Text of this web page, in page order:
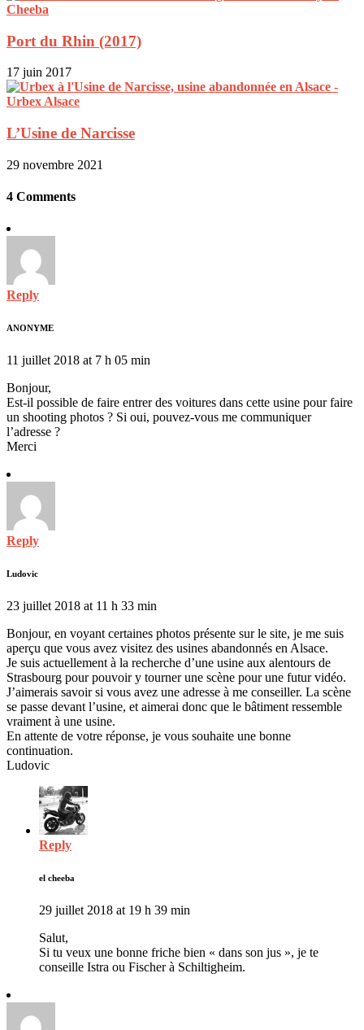
Port du Rhin (2017)
17 juin 2017
L’Usine de Narcisse
29 novembre 2021
4 Comments
Reply
ANONYME
11 juillet 2018 at 7 h 05 min
Bonjour,
Est-il possible de faire entrer des voitures dans cette usine pour faire
un shooting photos ? Si oui, pouvez-vous me communiquer
l’adresse ?
Merci
Reply
Ludovic
23 juillet 2018 at 11 h 33 min
Bonjour, en voyant certaines photos présente sur le site, je me suis
aperçu que vous avez visitez des usines abandonnés en Alsace.
Je suis actuellement à la recherche d’une usine aux alentours de
Strasbourg pour pouvoir y tourner une scène pour une futur vidéo.
J’aimerais savoir si vous avez une adresse à me conseiller. La scène
se passe devant l’usine, et aimerai donc que le bâtiment ressemble
vraiment à une usine.
En attente de votre réponse, je vous souhaite une bonne
continuation.
Ludovic
Reply
el cheeba
29 juillet 2018 at 19 h 39 min
Salut,
Si tu veux une bonne friche bien « dans son jus », je te
conseille Istra ou Fischer à Schiltigheim.